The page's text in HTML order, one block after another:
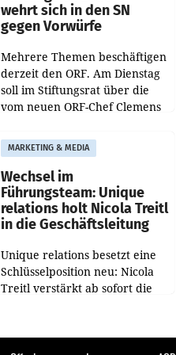
wehrt sich in den SN
gegen Vorwürfe
Mehrere Themen beschäftigen
derzeit den ORF. Am Dienstag
soll im Stiftungsrat über die
vom neuen ORF-Chef Clemens
Besetzungen für die
Direktionen abgestimmt
werden.
MARKETING & MEDIA
Wechsel im
Führungsteam: Unique
relations holt Nicola Treitl
in die Geschäftsleitung
Unique relations besetzt eine
Schlüsselposition neu: Nicola
Treitl verstärkt ab sofort die
Josef Kalina und Anna Kalina-